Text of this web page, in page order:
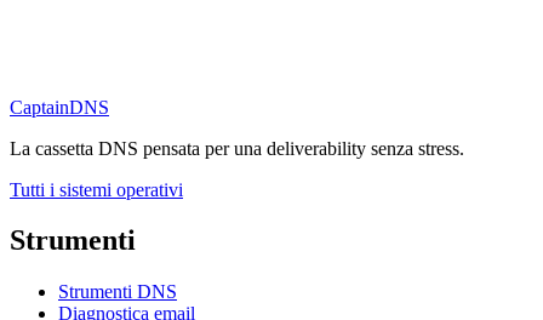
CaptainDNS
La cassetta DNS pensata per una deliverability senza stress.
Tutti i sistemi operativi
Strumenti
Strumenti DNS
Diagnostica email